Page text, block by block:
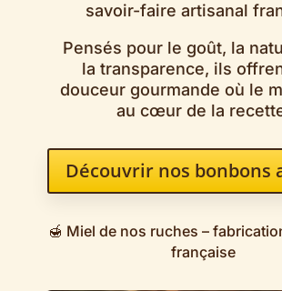
savoir-faire artisanal
Pensés pour le goût, la
la transparence, ils
douceur gourmande où le
au cœur de la
Découvrir nos bonbons
🍯 Miel de nos ruches –
française